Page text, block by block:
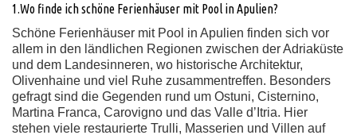
1.Wo finde ich schöne Ferienhäuser mit Pool in Apulien?
Schöne Ferienhäuser mit Pool in Apulien finden sich vor
allem in den ländlichen Regionen zwischen der Adriaküste
und dem Landesinneren, wo historische Architektur,
Olivenhaine und viel Ruhe zusammentreffen. Besonders
gefragt sind die Gegenden rund um Ostuni, Cisternino,
Martina Franca, Carovigno und das Valle d’Itria. Hier
stehen viele restaurierte Trulli, Masserien und Villen auf